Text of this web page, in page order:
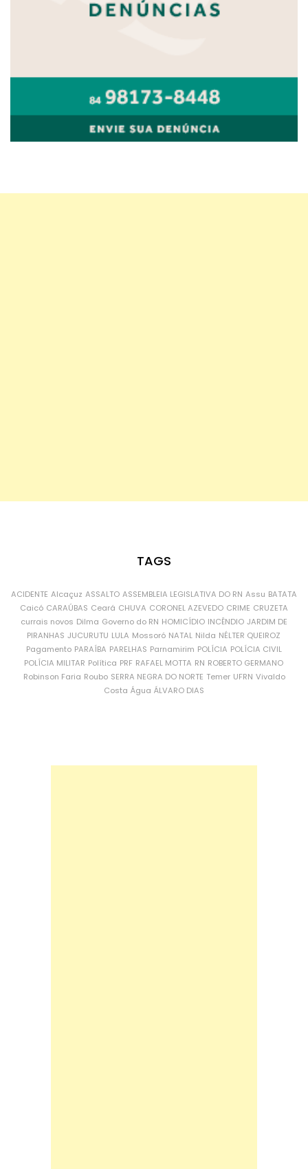
TAGS
ACIDENTE Alcaçuz ASSALTO ASSEMBLEIA LEGISLATIVA DO RN Assu BATATA
Caicó CARAÚBAS Ceará CHUVA CORONEL AZEVEDO CRIME CRUZETA
currais novos Dilma Governo do RN HOMICÍDIO INCÊNDIO JARDIM DE
PIRANHAS JUCURUTU LULA Mossoró NATAL Nilda NÉLTER QUEIROZ
Pagamento PARAÍBA PARELHAS Parnamirim POLÍCIA POLÍCIA CIVIL
POLÍCIA MILITAR Política PRF RAFAEL MOTTA RN ROBERTO GERMANO
Robinson Faria Roubo SERRA NEGRA DO NORTE Temer UFRN Vivaldo
Costa Água ÁLVARO DIAS